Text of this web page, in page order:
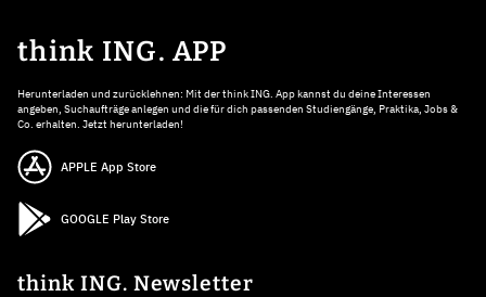
think ING. APP
Herunterladen und zurücklehnen: Mit der think ING. App kannst du deine Interessen
angeben, Suchaufträge anlegen und die für dich passenden Studiengänge, Praktika, Jobs &
Co. erhalten. Jetzt herunterladen!
APPLE App Store
GOOGLE Play Store
think ING. Newsletter